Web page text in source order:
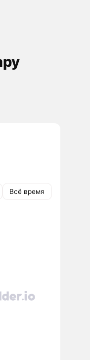
Всё время